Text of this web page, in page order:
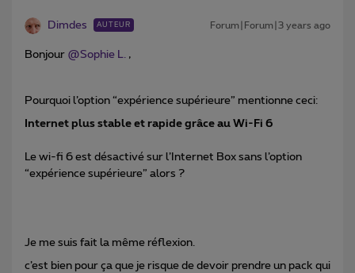
Dimdes AUTEUR Forum|Forum|3 years ago
Bonjour @Sophie L. ,
Pourquoi l’option “expérience supérieure” mentionne ceci:
Internet plus stable et rapide grâce au Wi-Fi 6
Le wi-fi 6 est désactivé sur l’Internet Box sans l’option
“expérience supérieure” alors ?
Je me suis fait la même réflexion.
c’est bien pour ça que je risque de devoir prendre un pack qui